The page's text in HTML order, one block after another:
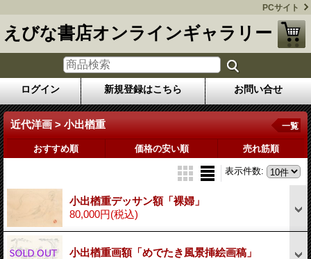
PCサイト
えびな書店オンラインギャラリー
ログイン 新規登録はこちら お問い合せ
近代洋画 > 小出楢重 一覧
おすすめ順 価格の安い順 売れ筋順
表示件数:
小出楢重デッサン額「裸婦」
80,000円(税込)
小出楢重画額「めでたき風景挿絵画稿」